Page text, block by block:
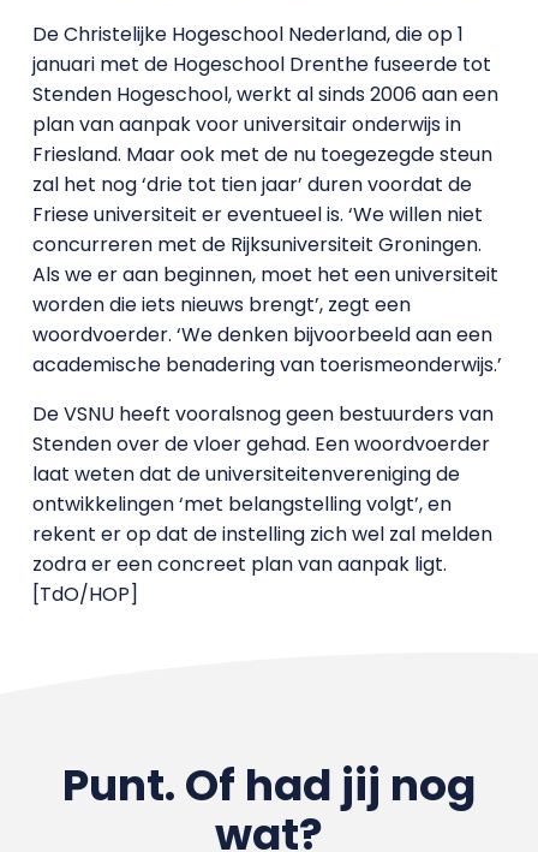
De Christelijke Hogeschool Nederland, die op 1
januari met de Hogeschool Drenthe fuseerde tot
Stenden Hogeschool, werkt al sinds 2006 aan een
plan van aanpak voor universitair onderwijs in
Friesland. Maar ook met de nu toegezegde steun
zal het nog ‘drie tot tien jaar’ duren voordat de
Friese universiteit er eventueel is. ‘We willen niet
concurreren met de Rijksuniversiteit Groningen.
Als we er aan beginnen, moet het een universiteit
worden die iets nieuws brengt’, zegt een
woordvoerder. ‘We denken bijvoorbeeld aan een
academische benadering van toerismeonderwijs.’
De VSNU heeft vooralsnog geen bestuurders van
Stenden over de vloer gehad. Een woordvoerder
laat weten dat de universiteitenvereniging de
ontwikkelingen ‘met belangstelling volgt’, en
rekent er op dat de instelling zich wel zal melden
zodra er een concreet plan van aanpak ligt.
[TdO/HOP]
Punt. Of had jij nog
wat?